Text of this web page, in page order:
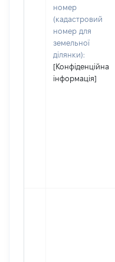
номер
(кадастровий
номер для
земельної
ділянки):
[Конфіденційна
інформація]